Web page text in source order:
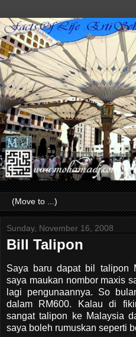
Sunday, November 16, 2008
Bill Talipon
Saya baru dapat bil talipon
saya maukan nombor maxis
lagi pengunaannya. So
dalam RM600. Kalau di
sangat talipon ke Malaysia
saya boleh rumuskan seperti